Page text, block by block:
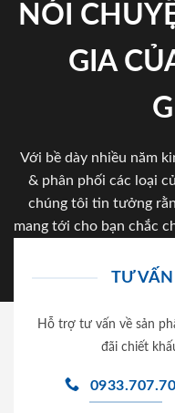
NÓI
GIA
Với bề dày nhiều năm
& phân phối các loại
chúng tôi tin tưởng
mang tới cho bạn chắc
TƯ VẤN
Hỗ trợ tư vấn về sản
đãi chiết